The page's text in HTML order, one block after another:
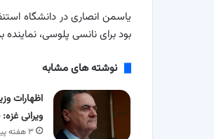
یاسمن انصاری در دانشگاه
بود برای نانسی پلوسی، نماینده
نوشته های مشابه
اظهارات
ویرانی
۳ هفته پیش